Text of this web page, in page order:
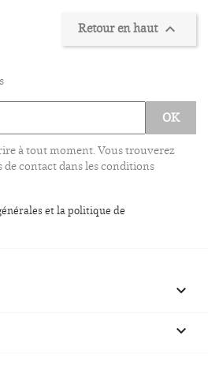
Retour en haut 
à tout moment. Vous trouverez
contact dans les conditions
et la politique de

